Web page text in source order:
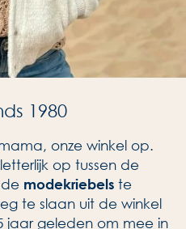
1980
onze winkel op.
op tussen de
modekriebels te
te slaan uit de winkel
jaar geleden om mee in